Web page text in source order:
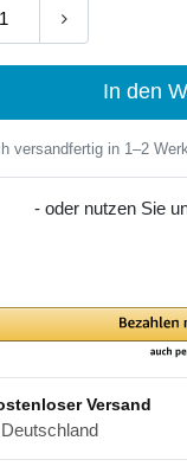
In den
versandfertig in 1–2
- oder nutzen Sie
Versand